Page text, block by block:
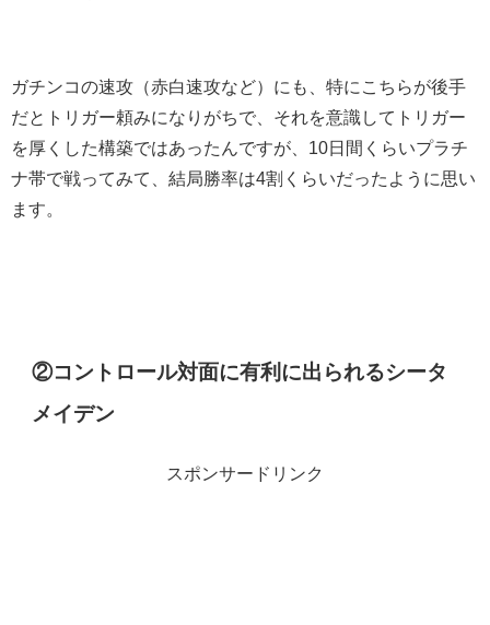
ガチンコの速攻（赤白速攻など）にも、特にこちらが後手
だとトリガー頼みになりがちで、それを意識してトリガー
を厚くした構築ではあったんですが、10日間くらいプラチ
ナ帯で戦ってみて、結局勝率は4割くらいだったように思い
ます。
②コントロール対面に有利に出られるシータ
メイデン
スポンサードリンク